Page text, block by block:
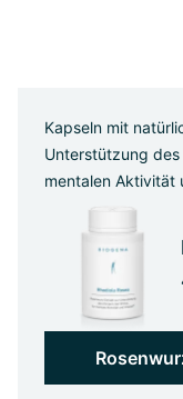
Kapseln mit
Unterstützung
mentalen Aktivität